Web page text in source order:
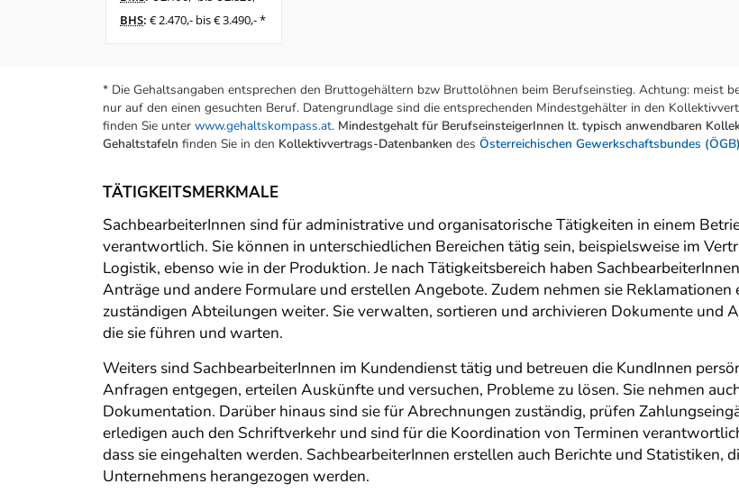
BHS: € 2.470,- bis € 3.490,- *
* Die Gehaltsangaben entsprechen den Bruttogehältern bzw Bruttolöhnen beim Berufseinstieg. Achtung: meist
nur auf den einen gesuchten Beruf. Datengrundlage sind die entsprechenden Mindestgehälter in den
finden Sie unter www.gehaltskompass.at. Mindestgehalt für BerufseinsteigerInnen lt. typisch anwendbaren
Gehaltstafeln finden Sie in den Kollektivvertrags-Datenbanken des Österreichischen Gewerkschaftsbundes (ÖGB)
TÄTIGKEITSMERKMALE
SachbearbeiterInnen sind für administrative und organisatorische Tätigkeiten in einem
verantwortlich. Sie können in unterschiedlichen Bereichen tätig sein, beispielsweise im
Logistik, ebenso wie in der Produktion. Je nach Tätigkeitsbereich haben
Anträge und andere Formulare und erstellen Angebote. Zudem nehmen sie
zuständigen Abteilungen weiter. Sie verwalten, sortieren und archivieren Dokumente und
die sie führen und warten.
Weiters sind SachbearbeiterInnen im Kundendienst tätig und betreuen die KundInnen
Anfragen entgegen, erteilen Auskünfte und versuchen, Probleme zu lösen. Sie nehmen
Dokumentation. Darüber hinaus sind sie für Abrechnungen zuständig, prüfen
erledigen auch den Schriftverkehr und sind für die Koordination von Terminen
dass sie eingehalten werden. SachbearbeiterInnen erstellen auch Berichte und Statistiken,
Unternehmens herangezogen werden.